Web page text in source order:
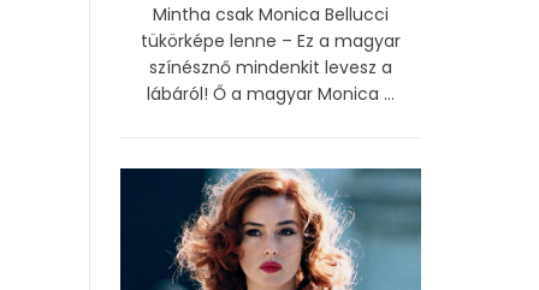
Mintha csak Monica Bellucci
tükörképe lenne – Ez a magyar
színésznő mindenkit levesz a
lábáról! Ő a magyar Monica ...